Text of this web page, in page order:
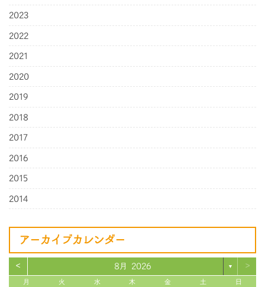
2023
2022
2021
2020
2019
2018
2017
2016
2015
2014
アーカイブカレンダー
< 8月 2026 ▼ >
月 火 水 木 金 土 日